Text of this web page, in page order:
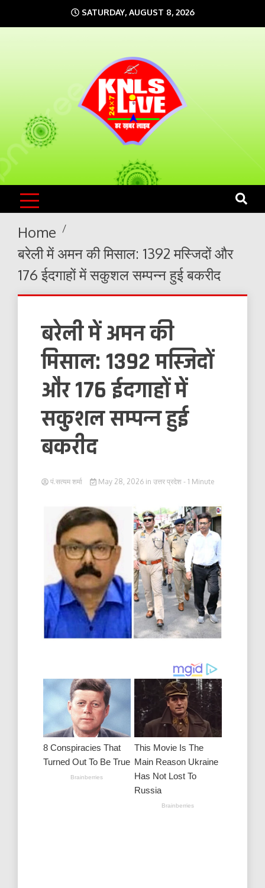
to
SATURDAY, AUGUST 8, 2026
KNLS LIVE
India`s No.1 News Portal
Home
बरेली में अमन की मिसाल: 1392 मस्जिदों और
176 ईदगाहों में सकुशल सम्पन्न हुई बकरीद
बरेली में अमन की
मिसाल: 1392 मस्जिदों
और 176 ईदगाहों में
सकुशल सम्पन्न हुई
बकरीद
पं.सत्यम शर्मा May 28, 2026 in उत्तर प्रदेश - 1 Minute